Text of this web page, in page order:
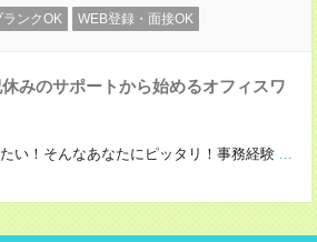
ランクOK WEB登録・面接OK
みのサポートから始めるオフィスワ
い！そんなあなたにピッタリ！事務経験 ...